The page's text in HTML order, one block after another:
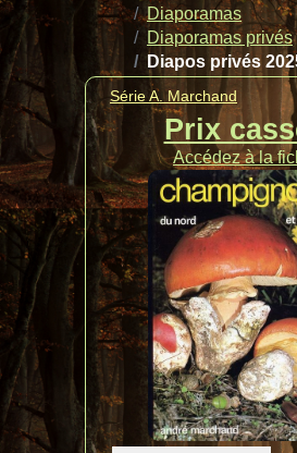
Diaporamas
Diaporamas privés
Diapos privés
Série A. Marchand
Prix
Accédez à la